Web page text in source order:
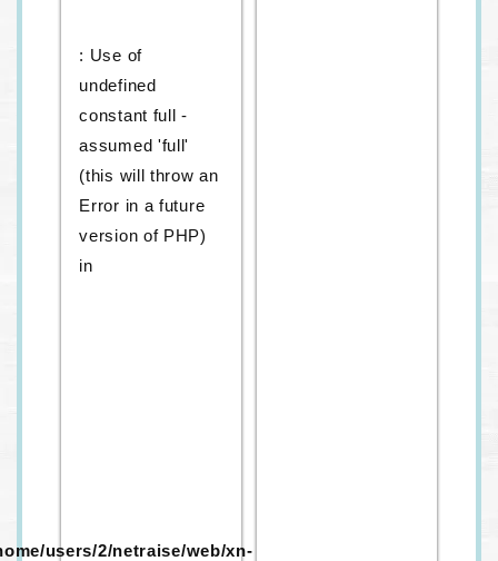
: Use of
undefined
constant full -
assumed 'full'
(this will throw an
Error in a future
version of PHP)
in
users/2/netraise/web/xn-